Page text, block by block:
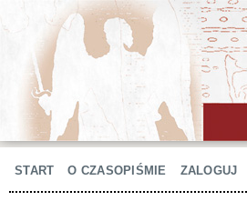
START O CZASOPIŚMIE ZALOGUJ